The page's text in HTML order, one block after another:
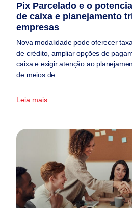
Pix Parcelado e o
de caixa e planejamento
empresas
Nova modalidade pode oferecer
de crédito, ampliar opções de
caixa e exigir atenção ao
de meios de
Leia mais